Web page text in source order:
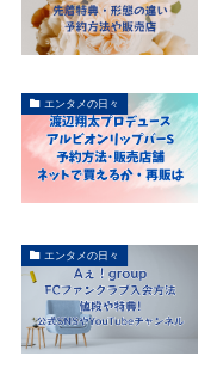
エンタメの日々
エンタメの日々